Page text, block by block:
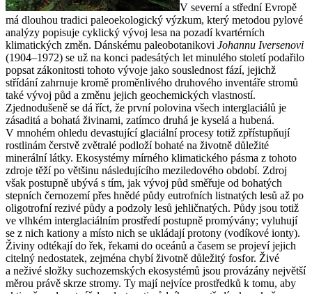
V severní a střední Evropě
má dlouhou tradici paleoekologický výzkum, který metodou pylové
analýzy popisuje cyklický vývoj lesa na pozadí kvartérních
klimatických změn. Dánskému paleobotanikovi Johannu Iversenovi
(1904–1972) se už na konci padesátých let minulého století podařilo
popsat zákonitosti tohoto vývoje jako souslednost fází, jejichž
střídání zahrnuje kromě proměnlivého druhového inventáře stromů
také vývoj půd a změnu jejich geochemických vlastností.
Zjednodušeně se dá říct, že první polovina všech interglaciálů je
zásaditá a bohatá živinami, zatímco druhá je kyselá a hubená.
V mnohém ohledu devastující glaciální procesy totiž zpřístupňují
rostlinám čerstvě zvětralé podloží bohaté na životně důležité
minerální látky. Ekosystémy mírného klimatického pásma z tohoto
zdroje těží po většinu následujícího meziledového období. Zdroj
však postupně ubývá s tím, jak vývoj půd směřuje od bohatých
stepních černozemí přes hnědé půdy eutrofních listnatých lesů až po
oligotrofní rezivé půdy a podzoly lesů jehličnatých. Půdy jsou totiž
ve vlhkém interglaciálním prostředí postupně promývány; vyluhují
se z nich kationy a místo nich se ukládají protony (vodíkové ionty).
Živiny odtékají do řek, řekami do oceánů a časem se projeví jejich
citelný nedostatek, zejména chybí životně důležitý fosfor. Živé
a neživé složky suchozemských ekosystémů jsou provázány největší
měrou právě skrze stromy. Ty mají nejvíce prostředků k tomu, aby